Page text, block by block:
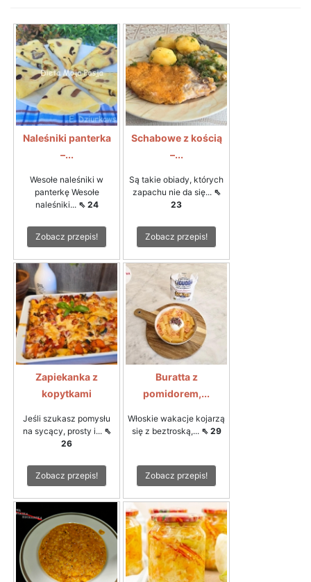
Naleśniki panterka
–...
Wesołe naleśniki w
panterkę Wesołe
naleśniki... ⇖ 24
Zobacz przepis!
Schabowe z kością
–...
Są takie obiady, których
zapachu nie da się... ⇖
23
Zobacz przepis!
Zapiekanka z
kopytkami
Jeśli szukasz pomysłu
na sycący, prosty i... ⇖
26
Zobacz przepis!
Buratta z
pomidorem,...
Włoskie wakacje kojarzą
się z beztroską,... ⇖ 29
Zobacz przepis!